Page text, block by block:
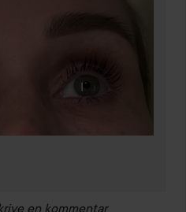
en kommentar